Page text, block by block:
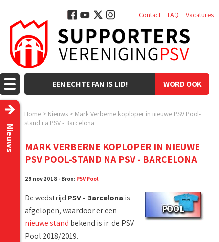
WORD OOK
EEN ECHTE FAN IS LID!
Contact FAQ Vacatures
Home > Nieuws > Mark Verberne koploper in nieuwe PSV Pool-
stand na PSV - Barcelona
Nieuws
MARK VERBERNE KOPLOPER IN NIEUWE
PSV POOL-STAND NA PSV - BARCELONA
29 nov 2018 - Bron: PSV Pool
De wedstrijd PSV - Barcelona is
afgelopen, waardoor er een
nieuwe stand bekend is in de PSV
Pool 2018/2019.